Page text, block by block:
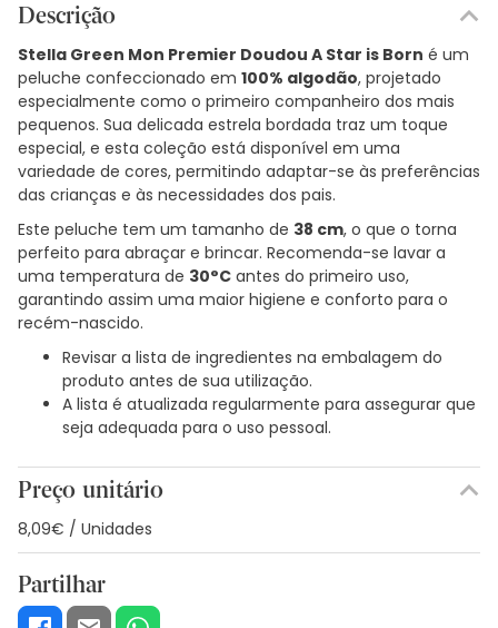
Descrição
Stella Green Mon Premier Doudou A Star is Born é um
peluche confeccionado em 100% algodão, projetado
especialmente como o primeiro companheiro dos mais
pequenos. Sua delicada estrela bordada traz um toque
especial, e esta coleção está disponível em uma
variedade de cores, permitindo adaptar-se às preferências
das crianças e às necessidades dos pais.
Este peluche tem um tamanho de 38 cm, o que o torna
perfeito para abraçar e brincar. Recomenda-se lavar a
uma temperatura de 30°C antes do primeiro uso,
garantindo assim uma maior higiene e conforto para o
recém-nascido.
Revisar a lista de ingredientes na embalagem do
produto antes de sua utilização.
A lista é atualizada regularmente para assegurar que
seja adequada para o uso pessoal.
Preço unitário
8,09€ / Unidades
Partilhar